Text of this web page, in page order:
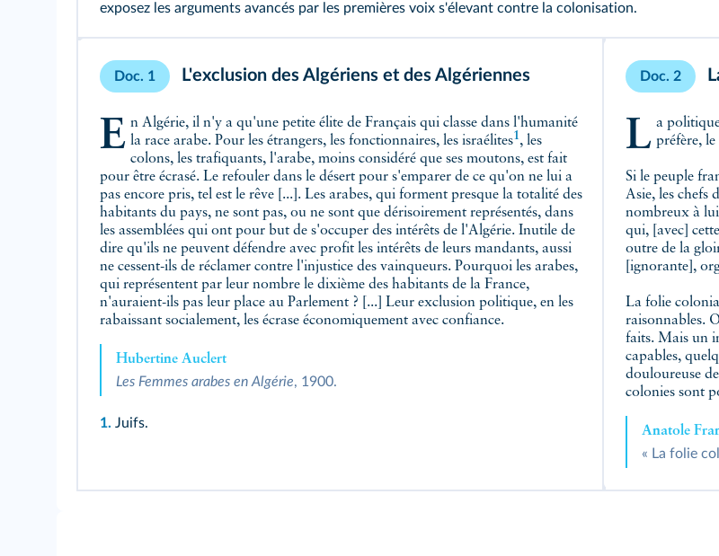
exposez les arguments avancés par les premières voix s'élevant contre la colonisation.
Doc. 1 L'exclusion des Algériens et des Algériennes
En Algérie, il n'y a qu'une petite élite de Français qui classe dans l'humanité la race arabe. Pour les étrangers, les fonctionnaires, les israélites1, les
colons, les trafiquants, l'arabe, moins considéré que ses moutons, est fait
pour être écrasé. Le refouler dans le désert pour s'emparer de ce qu'on ne lui a
pas encore pris, tel est le rêve [...]. Les arabes, qui forment presque la totalité des
habitants du pays, ne sont pas, ou ne sont que dérisoirement représentés, dans
les assemblées qui ont pour but de s'occuper des intérêts de l'Algérie. Inutile de
dire qu'ils ne peuvent défendre avec profit les intérêts de leurs mandants, aussi
ne cessent-ils de réclamer contre l'injustice des vainqueurs. Pourquoi les arabes,
qui représentent par leur nombre le dixième des habitants de la France,
n'auraient-ils pas leur place au Parlement ? [...] Leur exclusion politique, en les
rabaissant socialement, les écrase économiquement avec confiance.
Hubertine Auclert
Les Femmes arabes en Algérie, 1900.
1. Juifs.
Doc. 2
La politique coloniale est la forme la plus récente de la barbarie ou, si l'on préfère,
Si le peuple
Asie, les chefs
nombreux à lui
qui, [avec]
outre de la
[ignorante],
La folie
raisonnables.
faits. Mais un
capables,
douloureuse
colonies sont
Anatole
« La folie